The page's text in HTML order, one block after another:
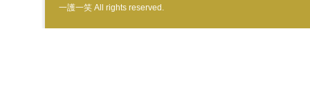
一護一笑 All rights reserved.